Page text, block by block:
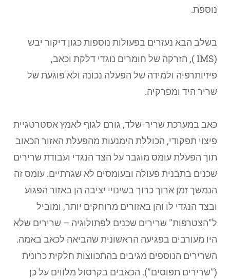
נוספת.
בשלב הבא נעזרים בפעולות נוספות כגון דיקור יבש
(
IMS), הזרקה של חומרים נוגדי דלקת וכאב,
פיזיותרפיה ולמידה של הפעלה נכונה ולא פוגעת של
שריר היד ומפרקיה.
כאב במערכת שריר-שלד, גורם לגוף לאמץ אסטרטגיית
פיצוי תפקודי, הכוללת הימנעות מהפעלת האזור הכאוב
תוך הפעלת עומס מוגבר על הצד הנגדי ועבודת שרירים
שכנים בתבנית פעולה ובעומסים לא שגרתיים. עומס זה
הנמשך זמן ארוך כרוך בשינויי יציבה הן באזור הפגוע
ובצד הנגדי לו והן באזורים מרוחקים יותר, ומוביל
ל"הצטרפות" שרירים שכנים לפתולוגיה – שרירים שלא
היו מעורבים בפגיעה הראשונית שהביאה לכאב באמה.
השרירים הנוספים מגיבים בהתכווצות חלקית כרונית
("שרירים תפוסים"). הכאבים בקרסול מלווים על כן